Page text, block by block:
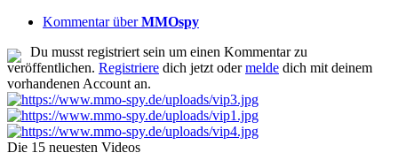
Kommentar überMMOspy
Du musst registriert sein um einen Kommentar zu
veröffentlichen. Registriere dich jetzt odermelde dich mit deinem
vorhandenen Account an.
Die 15 neuesten Videos